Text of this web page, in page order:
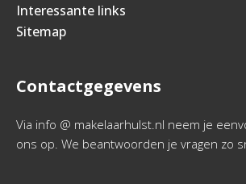
Interessante links
Sitemap
Contactgegevens
Via info @ makelaarhulst.nl neem je
ons op. We beantwoorden je vragen zo